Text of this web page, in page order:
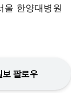
울 한양대병원
보 팔로우